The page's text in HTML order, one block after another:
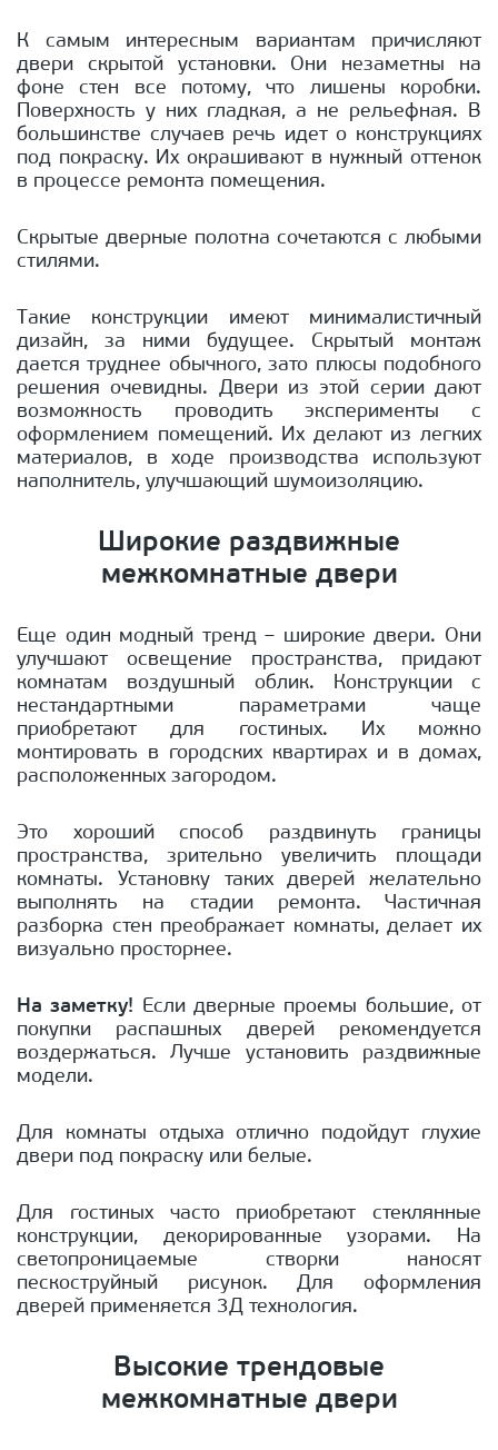
К самым интересным вариантам причисляют
двери скрытой установки. Они незаметны на
фоне стен все потому, что лишены коробки.
Поверхность у них гладкая, а не рельефная. В
большинстве случаев речь идет о конструкциях
под покраску. Их окрашивают в нужный оттенок
в процессе ремонта помещения.
Скрытые дверные полотна сочетаются с любыми
стилями.
Такие конструкции имеют минималистичный
дизайн, за ними будущее. Скрытый монтаж
дается труднее обычного, зато плюсы подобного
решения очевидны. Двери из этой серии дают
возможность проводить эксперименты с
оформлением помещений. Их делают из легких
материалов, в ходе производства используют
наполнитель, улучшающий шумоизоляцию.
Широкие раздвижные
межкомнатные двери
Еще один модный тренд – широкие двери. Они
улучшают освещение пространства, придают
комнатам воздушный облик. Конструкции с
нестандартными параметрами чаще
приобретают для гостиных. Их можно
монтировать в городских квартирах и в домах,
расположенных загородом.
Это хороший способ раздвинуть границы
пространства, зрительно увеличить площади
комнаты. Установку таких дверей желательно
выполнять на стадии ремонта. Частичная
разборка стен преображает комнаты, делает их
визуально просторнее.
На заметку! Если дверные проемы большие, от
покупки распашных дверей рекомендуется
воздержаться. Лучше установить раздвижные
модели.
Для комнаты отдыха отлично подойдут глухие
двери под покраску или белые.
Для гостиных часто приобретают стеклянные
конструкции, декорированные узорами. На
светопроницаемые створки наносят
пескоструйный рисунок. Для оформления
дверей применяется 3Д технология.
Высокие трендовые
межкомнатные двери